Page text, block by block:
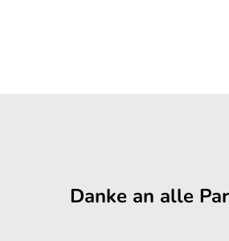
Danke an alle